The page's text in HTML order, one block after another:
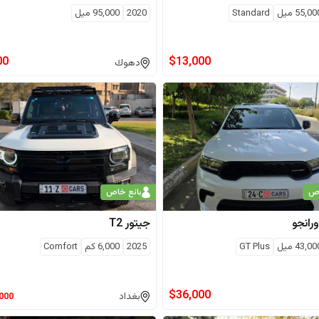
ميل Standard
$13,000
2020
95,000 ميل
دهوك
ميل GT Plus
$36,000
بائع خاص
جيتورT2
2025
6,000كم Comfort
بغداد